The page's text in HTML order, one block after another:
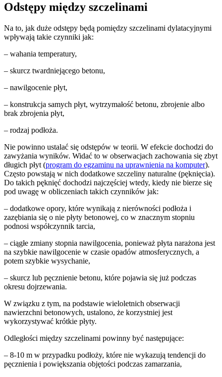
Odstępy między szczelinami
Na to, jak duże odstępy będą pomiędzy szczelinami dylatacyjnymi
wpływają takie czynniki jak:
– wahania temperatury,
– skurcz twardniejącego betonu,
– nawilgocenie płyt,
– konstrukcja samych płyt, wytrzymałość betonu, zbrojenie albo
brak zbrojenia płyt,
– rodzaj podłoża.
Nie powinno ustalać się odstępów w teorii. W efekcie dochodzi do
zawyżania wyników. Widać to w obserwacjach zachowania się zbyt
długich płyt (program do egzaminu na uprawnienia na komputer).
Często powstają w nich dodatkowe szczeliny naturalne (pęknięcia).
Do takich pęknięć dochodzi najczęściej wtedy, kiedy nie bierze się
pod uwagę w obliczeniach takich czynników jak:
– dodatkowe opory, które wynikają z nierówności podłoża i
zazębiania się o nie płyty betonowej, co w znacznym stopniu
podnosi współczynnik tarcia,
– ciągłe zmiany stopnia nawilgocenia, ponieważ płyta narażona jest
na szybkie nawilgocenie w czasie opadów atmosferycznych, a
potem szybkie wysychanie,
– skurcz lub pęcznienie betonu, które pojawia się już podczas
okresu dojrzewania.
W związku z tym, na podstawie wieloletnich obserwacji
nawierzchni betonowych, ustalono, że korzystniej jest
wykorzystywać krótkie płyty.
Odległości między szczelinami powinny być następujące:
– 8-10 m w przypadku podłoży, które nie wykazują tendencji do
pęcznienia i powiększania objętości podczas zamarzania,